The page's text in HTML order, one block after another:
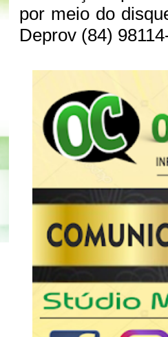
por meio do
Deprov (84)